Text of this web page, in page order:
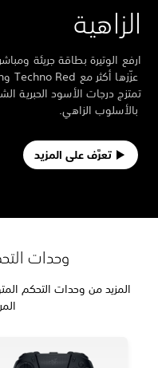
الزاهية
ارفع الوتيرة بطاقة جريئة
تمتزج درجات الأسود الحبرية
بالأسلوب الزاهي.
تعرَّف على المزيد
وحدات